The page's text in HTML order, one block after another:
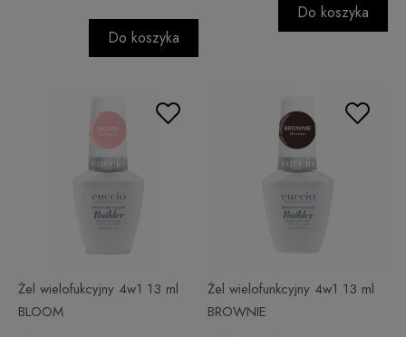
Do koszyka
Do koszyka
Żel wielofukcyjny 4w1 13 ml
BLOOM
Żel wielofunkcyjny 4w1 13 ml
BROWNIE